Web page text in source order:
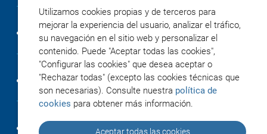
Política de cookies
Accesibilidad
Créditos
Utilizamos cookies propias y de terceros para
mejorar la experiencia del usuario, analizar el tráfico,
su navegación en el sitio web y personalizar el
contenido. Puede "Aceptar todas las cookies",
"Configurar las cookies" que desea aceptar o
"Rechazar todas" (excepto las cookies técnicas que
son necesarias). Consulte nuestra política de
cookies para obtener más información.
Aceptar todas las cookies